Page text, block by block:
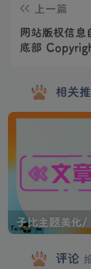
上一篇
网站版权信息
底部
相关
评论